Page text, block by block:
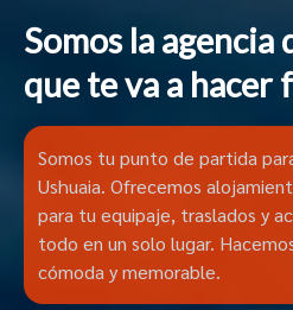
Somos la agencia
que te va a hacer
Somos tu punto de partida
Ushuaia. Ofrecemos
para tu equipaje, traslados y
todo en un solo lugar.
cómoda y memorable.